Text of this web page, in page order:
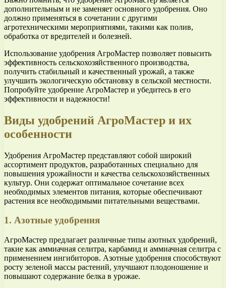
дополнительным и не заменяет основного удобрения. Оно
должно применяться в сочетании с другими
агротехническими мероприятиями, такими как полив,
обработка от вредителей и болезней.
Использование удобрения АгроМастер позволяет повысить
эффективность сельскохозяйственного производства,
получить стабильный и качественный урожай, а также
улучшить экологическую обстановку в сельской местности.
Попробуйте удобрение АгроМастер и убедитесь в его
эффективности и надежности!
Виды удобрений АгроМастер и их
особенности
Удобрения АгроМастер представляют собой широкий
ассортимент продуктов, разработанных специально для
повышения урожайности и качества сельскохозяйственных
культур. Они содержат оптимальное сочетание всех
необходимых элементов питания, которые обеспечивают
растения все необходимыми питательными веществами.
1. Азотные удобрения
АгроМастер предлагает различные типы азотных удобрений,
такие как аммиачная селитра, карбамид и аммиачная селитра с
применением ингибиторов. Азотные удобрения способствуют
росту зеленой массы растений, улучшают плодоношение и
повышают содержание белка в урожае.